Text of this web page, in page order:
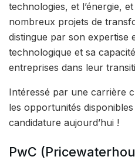
technologies, et l’énergie,
nombreux projets de
distingue par son expertise
technologique et sa
entreprises dans leur
Intéressé par une carrière
les opportunités
candidature aujourd’hui !
PwC